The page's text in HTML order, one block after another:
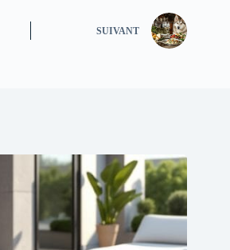
SUIVANT